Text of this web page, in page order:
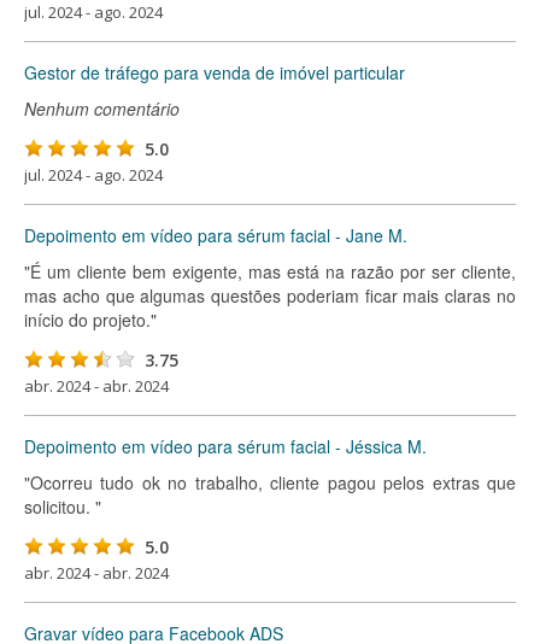
jul. 2024 - ago. 2024
Gestor de tráfego para venda de imóvel particular
Nenhum comentário
5.0
jul. 2024 - ago. 2024
Depoimento em vídeo para sérum facial - Jane M.
"É um cliente bem exigente, mas está na razão por ser cliente,
mas acho que algumas questões poderiam ficar mais claras no
início do projeto."
3.75
abr. 2024 - abr. 2024
Depoimento em vídeo para sérum facial - Jéssica M.
"Ocorreu tudo ok no trabalho, cliente pagou pelos extras que
solicitou. "
5.0
abr. 2024 - abr. 2024
Gravar vídeo para Facebook ADS